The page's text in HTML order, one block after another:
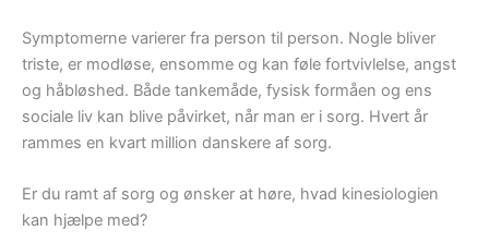
Symptomerne varierer fra person til person. Nogle bliver
triste, er modløse, ensomme og kan føle fortvivlelse, angst
og håbløshed. Både tankemåde, fysisk formåen og ens
sociale liv kan blive påvirket, når man er i sorg. Hvert år
rammes en kvart million danskere af sorg.
Er du ramt af sorg og ønsker at høre, hvad kinesiologien
kan hjælpe med?